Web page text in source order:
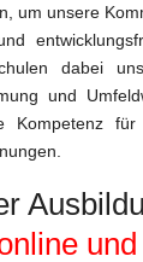
um unsere
dabei
und
Kompetenz für